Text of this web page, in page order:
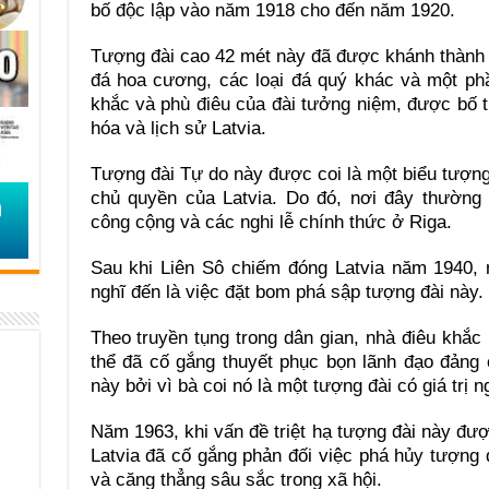
bố độc lập vào năm 1918 cho đến năm 1920.
Tượng đài cao 42 mét này đã được khánh
đá hoa cương, các loại đá quý khác và một
khắc và phù điêu của đài tưởng niệm, được bố
hóa và lịch sử Latvia.
Tượng đài Tự do này được coi là một biểu
chủ quyền của Latvia. Do đó, nơi đây
công cộng và các nghi lễ chính thức ở Riga.
Sau khi Liên Sô chiếm đóng Latvia năm
nghĩ đến là việc đặt bom phá sập tượng đài này.
Theo truyền tụng trong dân gian, nhà điêu
thể đã cố gắng thuyết phục bọn lãnh đạo
này bởi vì bà coi nó là một tượng đài có giá trị
Năm 1963, khi vấn đề triệt hạ tượng đài này
Latvia đã cố gắng phản đối việc phá hủy
và căng thẳng sâu sắc trong xã hội.